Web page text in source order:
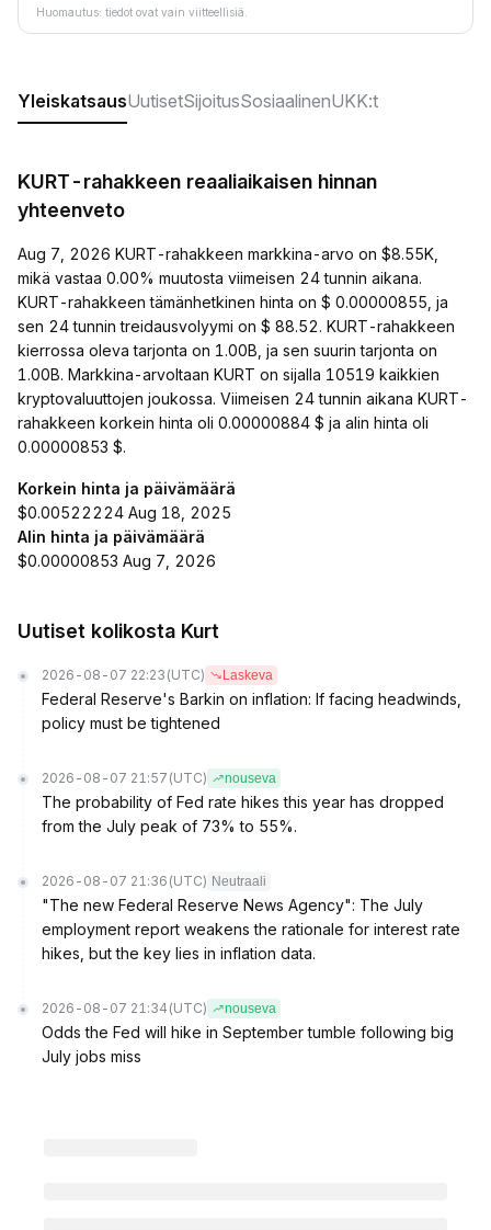
Huomautus: tiedot ovat vain viitteellisiä.
YleiskatsausUutisetSijoitusSosiaalinenUKK:t
KURT-rahakkeen reaaliaikaisen hinnan
yhteenveto
Aug 7, 2026 KURT-rahakkeen markkina-arvo on $8.55K,
mikä vastaa 0.00% muutosta viimeisen 24 tunnin aikana.
KURT-rahakkeen tämänhetkinen hinta on $ 0.00000855, ja
sen 24 tunnin treidausvolyymi on $ 88.52. KURT-rahakkeen
kierrossa oleva tarjonta on 1.00B, ja sen suurin tarjonta on
1.00B. Markkina-arvoltaan KURT on sijalla 10519 kaikkien
kryptovaluuttojen joukossa. Viimeisen 24 tunnin aikana KURT-
rahakkeen korkein hinta oli 0.00000884 $ ja alin hinta oli
0.00000853 $.
Korkein hinta ja päivämäärä
$0.00522224 Aug 18, 2025
Alin hinta ja päivämäärä
$0.00000853 Aug 7, 2026
Uutiset kolikosta Kurt
2026-08-07 22:23 (UTC) Laskeva
Federal Reserve's Barkin on inflation: If facing headwinds,
policy must be tightened
2026-08-07 21:57 (UTC) nouseva
The probability of Fed rate hikes this year has dropped
from the July peak of 73% to 55%.
2026-08-07 21:36 (UTC) Neutraali
"The new Federal Reserve News Agency": The July
employment report weakens the rationale for interest rate
hikes, but the key lies in inflation data.
2026-08-07 21:34 (UTC) nouseva
Odds the Fed will hike in September tumble following big
July jobs miss